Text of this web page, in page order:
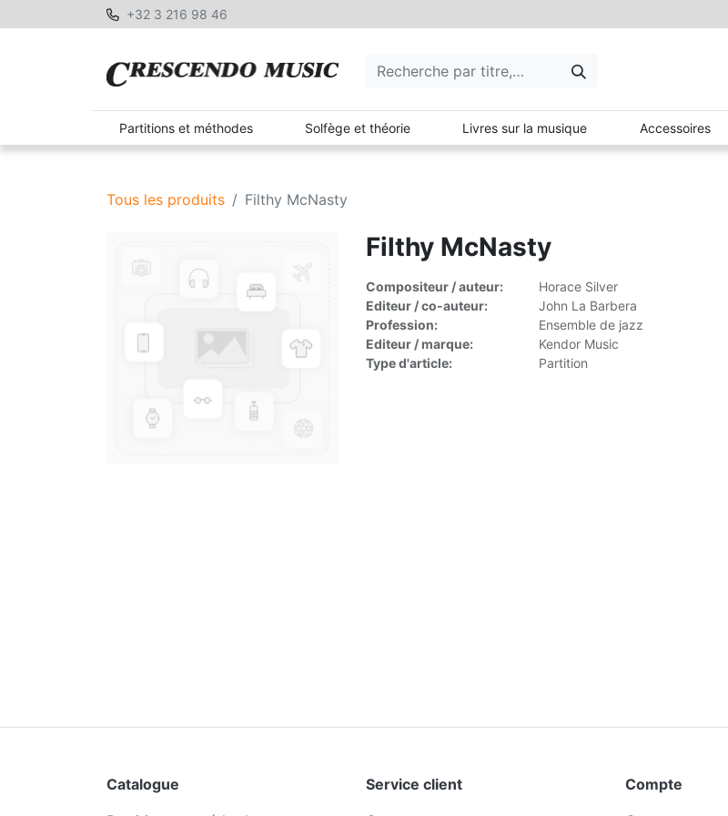
+32 3 216 98 46
Partitions et méthodes Solfège et théorie Livres sur la musique Accessoires
Tous les produits Filthy McNasty
Filthy McNasty
Compositeur / auteur:
Horace Silver
Editeur / co-auteur:
John La Barbera
Profession:
Ensemble de jazz
Editeur / marque:
Kendor Music
Type d'article:
Partition
Catalogue
Service client
Compte